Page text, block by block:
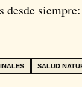
desde
SALUD